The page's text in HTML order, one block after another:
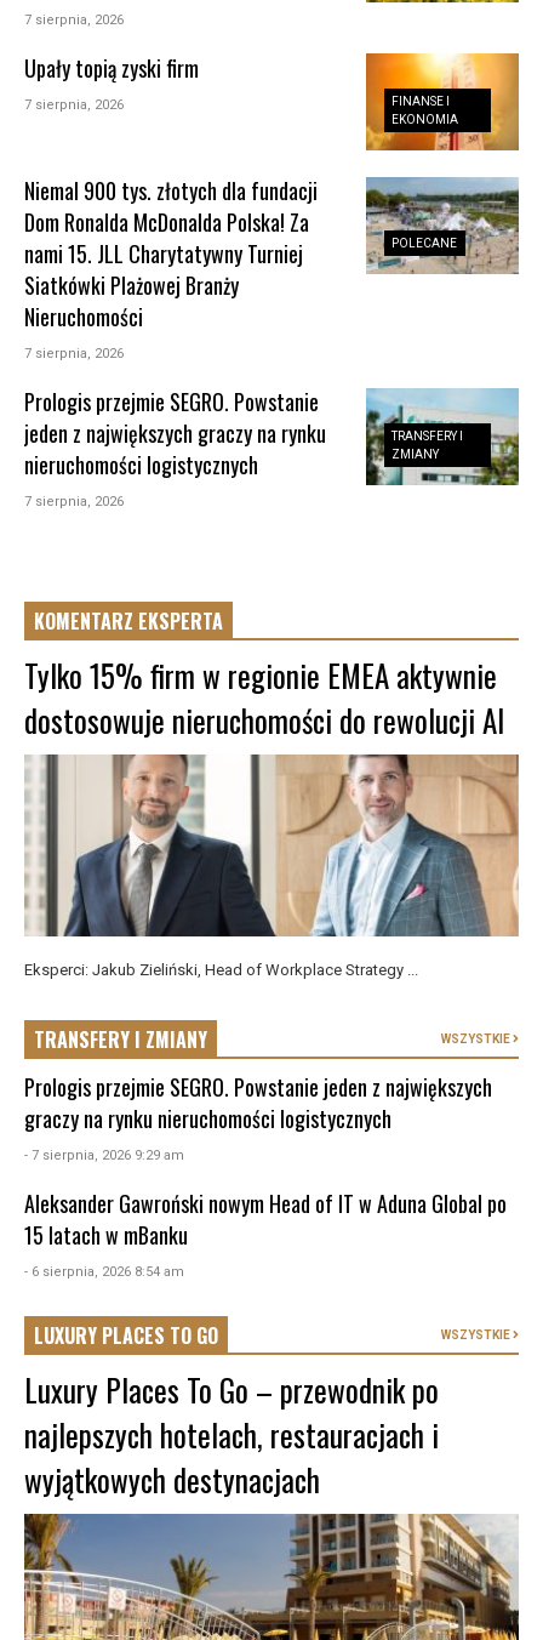
7 sierpnia, 2026
FINANSE I
EKONOMIA
Upały topią zyski firm
7 sierpnia, 2026
POLECANE
Niemal 900 tys. złotych dla fundacji
Dom Ronalda McDonalda Polska! Za
nami 15. JLL Charytatywny Turniej
Siatkówki Plażowej Branży
Nieruchomości
7 sierpnia, 2026
TRANSFERY I
ZMIANY
Prologis przejmie SEGRO. Powstanie
jeden z największych graczy na rynku
nieruchomości logistycznych
7 sierpnia, 2026
KOMENTARZ EKSPERTA
Tylko 15% firm w regionie EMEA aktywnie
dostosowuje nieruchomości do rewolucji AI
Eksperci: Jakub Zieliński, Head of Workplace Strategy ...
TRANSFERY I ZMIANY WSZYSTKIE
Prologis przejmie SEGRO. Powstanie jeden z największych
graczy na rynku nieruchomości logistycznych
- 7 sierpnia, 2026 9:29 am
Aleksander Gawroński nowym Head of IT w Aduna Global po
15 latach w mBanku
- 6 sierpnia, 2026 8:54 am
LUXURY PLACES TO GO WSZYSTKIE
Luxury Places To Go – przewodnik po
najlepszych hotelach, restauracjach i
wyjątkowych destynacjach